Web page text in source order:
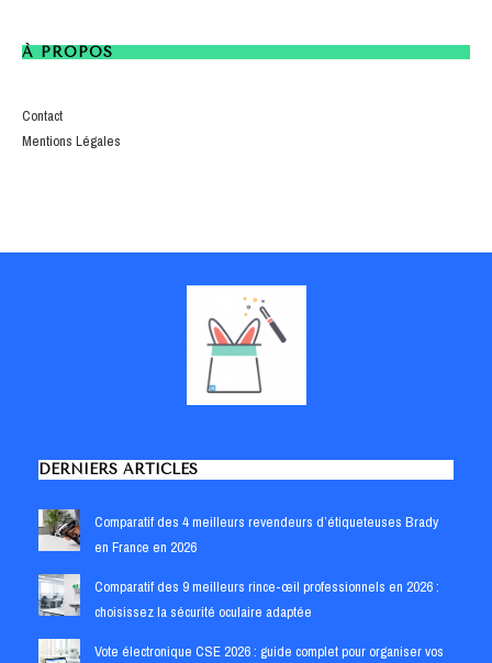
À PROPOS
Contact
Mentions Légales
DERNIERS ARTICLES
Comparatif des 4 meilleurs revendeurs d’étiqueteuses Brady
en France en 2026
Comparatif des 9 meilleurs rince-œil professionnels en 2026 :
choisissez la sécurité oculaire adaptée
Vote électronique CSE 2026 : guide complet pour organiser vos